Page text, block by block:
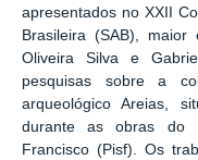
apresentados no XXII
Brasileira (SAB),
Oliveira Silva e
pesquisas sobre a
arqueológico Areias,
durante as obras do
Francisco (Pisf). Os